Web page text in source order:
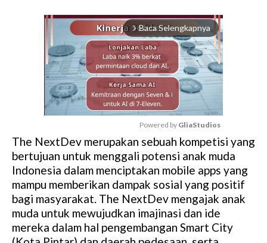
arrow_forward_ios Baca Selengkapnya
M
u
t
e
Powered by GliaStudios
The NextDev merupakan sebuah kompetisi yang
bertujuan untuk menggali potensi anak muda
Indonesia dalam menciptakan mobile apps yang
mampu memberikan dampak sosial yang positif
bagi masyarakat. The NextDev mengajak anak
muda untuk mewujudkan imajinasi dan ide
mereka dalam hal pengembangan Smart City